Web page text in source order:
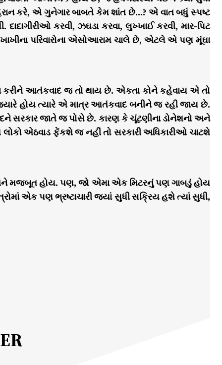
કરે, એ ગુનેગાર બાબતે કેમ શાંત છે…? એ વાત બધું સ્પષ્ટ
કરવી, ઝઘડા કરવા, લુખ્ખાઈ કરવી, માર-પિટ
પરિવારોના એસોઆરામ ચાલે છે, એટલે એ પણ મૂંઘા
આતંકવાદ જ તો થાય છે. એકતા કોને કહેવાય એ તો
હોય ત્યારે એ માત્ર આતંકવાદ બનીને જ રહી જાય છે.
જાતે જ પોસે છે. કારણ કે ચૂંટણીના ડોનેશનો અને
એઠવાડ ફેંકશે જ નહીં તો સરકારી અધિકારીઓ ચાટશે
અને મજબૂત હોય. પણ, જો એમા એક મિટરનું પણ ગાબડું હોય
એક પણ ભ્રષ્ટાચારી જ્યાં સુધી સક્રિય હશે ત્યાં સુધી,